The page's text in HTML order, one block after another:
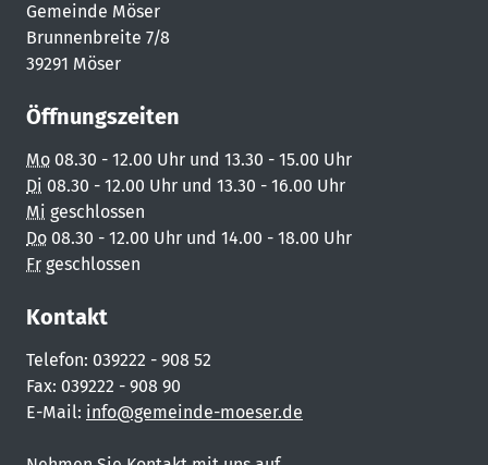
Gemeinde Möser
Brunnenbreite 7/8
39291 Möser
Öffnungszeiten
Mo 08.30 - 12.00 Uhr und 13.30 - 15.00 Uhr
Di 08.30 - 12.00 Uhr und 13.30 - 16.00 Uhr
Mi geschlossen
Do 08.30 - 12.00 Uhr und 14.00 - 18.00 Uhr
Fr geschlossen
Kontakt
Telefon: 039222 - 908 52
Fax: 039222 - 908 90
E-Mail: info@gemeinde-moeser.de